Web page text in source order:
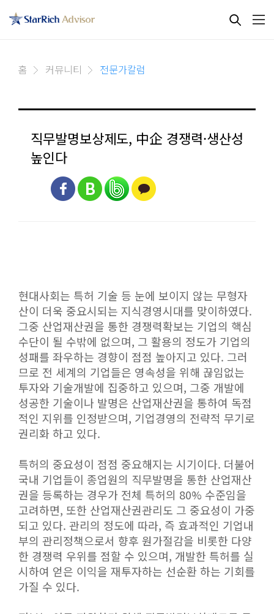
홈 커뮤니티 전문가칼럼
직무발명보상제도, 中企 경쟁력·생산성
높인다
현대사회는 특허 기술 등 눈에 보이지 않는 무형자
산이 더욱 중요시되는 지식경영시대를 맞이하였다.
그중 산업재산권을 통한 경쟁력확보는 기업의 핵심
수단이 될 수밖에 없으며, 그 활용의 정도가 기업의
성패를 좌우하는 경향이 점점 높아지고 있다. 그러
므로 전 세계의 기업들은 영속성을 위해 끊임없는
투자와 기술개발에 집중하고 있으며, 그중 개발에
성공한 기술이나 발명은 산업재산권을 통하여 독점
적인 지위를 인정받으며, 기업경영의 전략적 무기로
권리화 하고 있다.
특허의 중요성이 점점 중요해지는 시기이다. 더불어
국내 기업들이 종업원의 직무발명을 통한 산업재산
권을 등록하는 경우가 전체 특허의 80% 수준임을
고려하면, 또한 산업재산권관리도 그 중요성이 가중
되고 있다. 관리의 정도에 따라, 즉 효과적인 기업내
부의 관리정책으로서 향후 원가절감을 비롯한 다양
한 경쟁력 우위를 점할 수 있으며, 개발한 특허를 실
시하여 얻은 이익을 재투자하는 선순환 하는 기회를
가질 수 있다.